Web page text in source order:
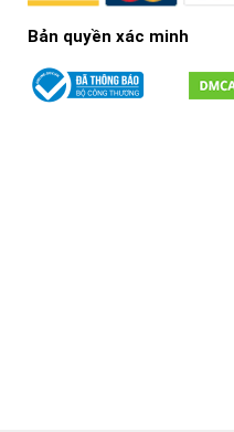
Bản quyền xác minh